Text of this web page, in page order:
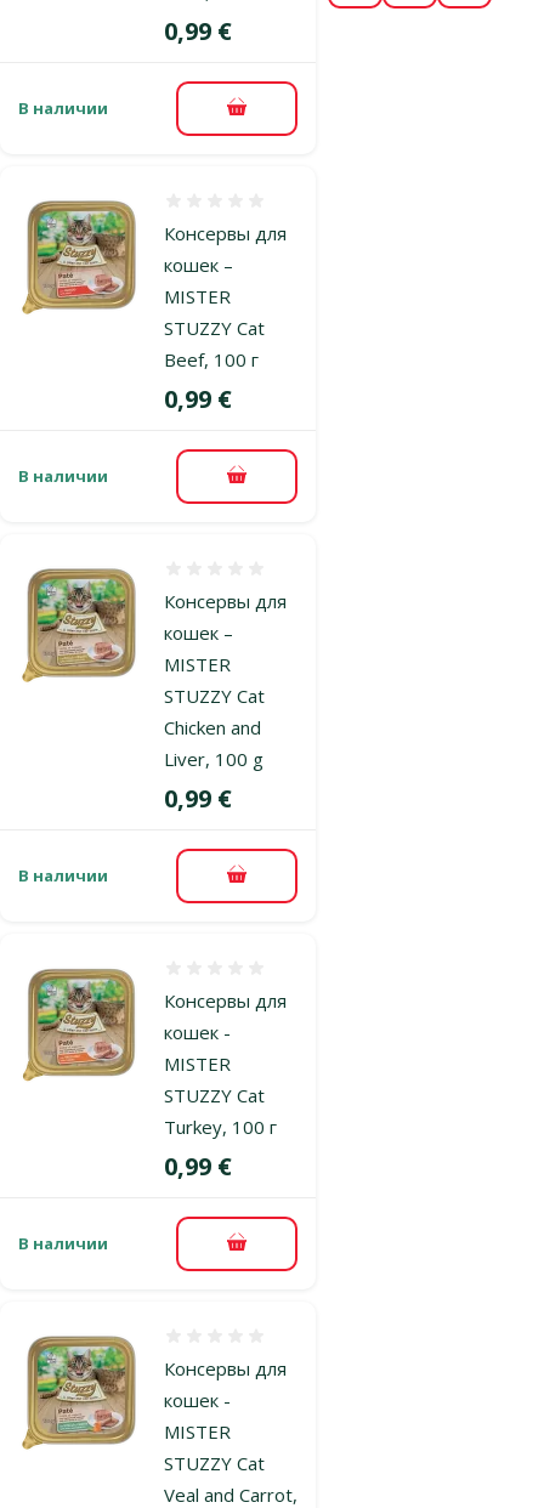
Цена
0,99 €
В наличии В корзину
Консервы для
кошек –
MISTER
STUZZY Cat
Beef, 100 г
Цена
0,99 €
В наличии В корзину
Консервы для
кошек –
MISTER
STUZZY Cat
Chicken and
Liver, 100 g
Цена
0,99 €
В наличии В корзину
Консервы для
кошек -
MISTER
STUZZY Cat
Turkey, 100 г
Цена
0,99 €
В наличии В корзину
Консервы для
кошек -
MISTER
STUZZY Cat
Veal and Carrot,